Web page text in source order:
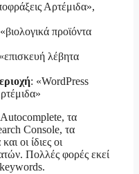
Αρτέμιδα»,
προϊόντα
λέβητα
: «WordPress
Autocomplete, τα
Console, τα
οι ίδιες οι
Πολλές φορές εκεί